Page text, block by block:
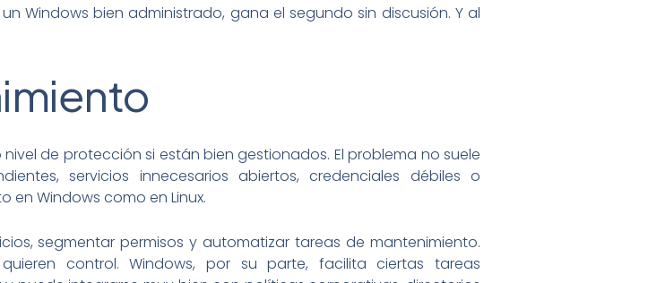
Windows bien administrado, gana el segundo sin discusión. Y al
de protección si están bien gestionados. El problema no suele
servicios innecesarios abiertos, credenciales débiles o
Windows como en Linux.
segmentar permisos y automatizar tareas de mantenimiento.
control. Windows, por su parte, facilita ciertas tareas